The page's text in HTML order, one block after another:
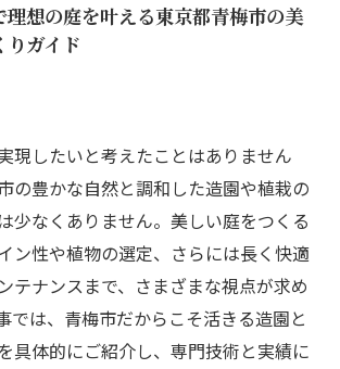
理想の庭を叶える東京都青梅市の美
りガイド
現したいと考えたことはありません
の豊かな自然と調和した造園や植栽の
少なくありません。美しい庭をつくる
ン性や植物の選定、さらには長く快適
テナンスまで、さまざまな視点が求め
では、青梅市だからこそ活きる造園と
具体的にご紹介し、専門技術と実績に